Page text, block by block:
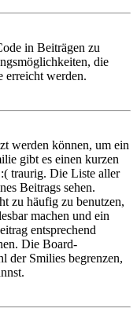
in Beiträgen zu
die
werden.
werden können, um ein
gibt es einen kurzen
traurig. Die Liste aller
Beitrags sehen.
zu häufig zu benutzen,
machen und ein
entsprechend
Die Board-
der Smilies begrenzen,